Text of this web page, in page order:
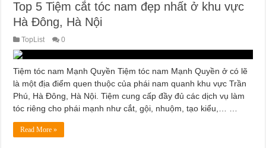
Top 5 Tiệm cắt tóc nam đẹp nhất ở khu vực
Hà Đông, Hà Nội
TopList 0
Tiệm tóc nam Mạnh Quyền Tiệm tóc nam Mạnh Quyền ở có lẽ
là một địa điểm quen thuộc của phái nam quanh khu vực Trần
Phú, Hà Đông, Hà Nội. Tiệm cung cấp đầy đủ các dịch vụ làm
tóc riêng cho phái mạnh như cắt, gội, nhuộm, tạo kiểu,… …
Read More »